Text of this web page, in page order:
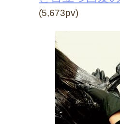
(5,673pv)